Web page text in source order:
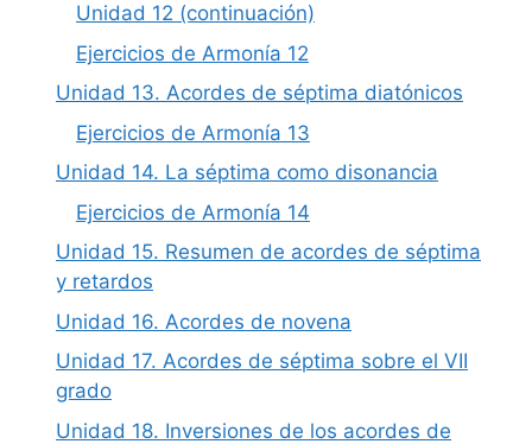
Unidad 12 (continuación)
Ejercicios de Armonía 12
Unidad 13. Acordes de séptima diatónicos
Ejercicios de Armonía 13
Unidad 14. La séptima como disonancia
Ejercicios de Armonía 14
Unidad 15. Resumen de acordes de séptima
y retardos
Unidad 16. Acordes de novena
Unidad 17. Acordes de séptima sobre el VII
grado
Unidad 18. Inversiones de los acordes de